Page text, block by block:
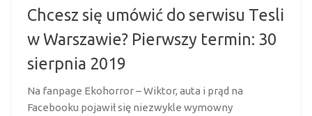
Chcesz się umówić do serwisu Tesli
w Warszawie? Pierwszy termin: 30
sierpnia 2019
Na fanpage Ekohorror – Wiktor, auta i prąd na
Facebooku pojawił się niezwykle wymowny